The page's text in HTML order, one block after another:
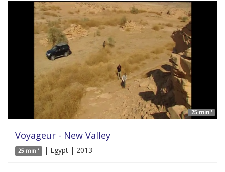
25 min '
Voyageur - New Valley
25 min ' | Egypt | 2013